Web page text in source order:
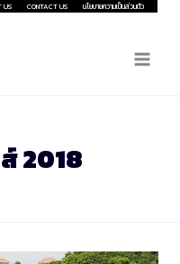
US CONTACT US นโยบายความเป็นส่วนตัว
2018